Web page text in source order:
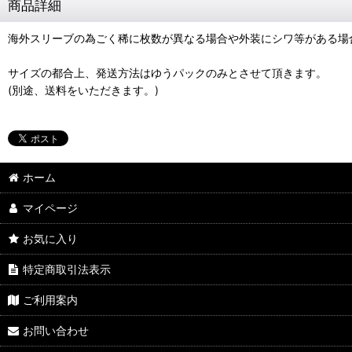
商品詳細
海外スリーブの為ごく稀に枚数が異なる場合や外装にシワ等がある場
サイズの都合上、発送方法はゆうパックのみとさせて頂きます。
(別途、送料をいただきます。)
ホーム
マイページ
お気に入り
特定商取引法表示
ご利用案内
お問い合わせ